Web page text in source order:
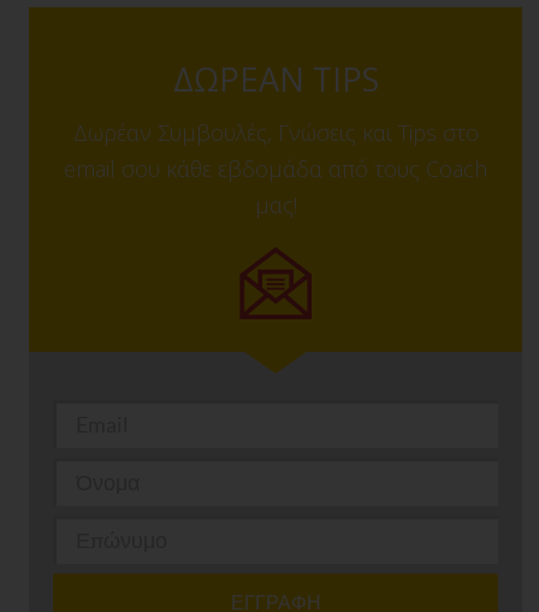
ΔΩΡΕΑΝ TIPS
Δωρέαν Συμβουλές, Γνώσεις και Tips στο
email σου κάθε εβδομάδα από τους Coach
μας!